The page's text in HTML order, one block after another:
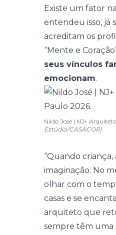
Existe um fator
entendeu isso, já
acreditam os
“Mente e Coração
seus vínculos
emocionam.
Nildo José | NJ+
Estúdio/CASACOR)
“Quando
imaginação. No
olhar com o
casas e se
arquiteto que
sempre têm uma